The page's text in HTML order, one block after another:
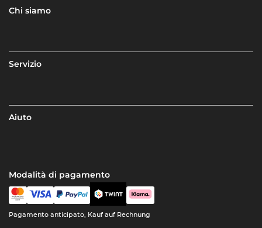
Chi siamo
Servizio
Aiuto
Modalità di pagamento
Pagamento anticipato, Kauf auf Rechnung